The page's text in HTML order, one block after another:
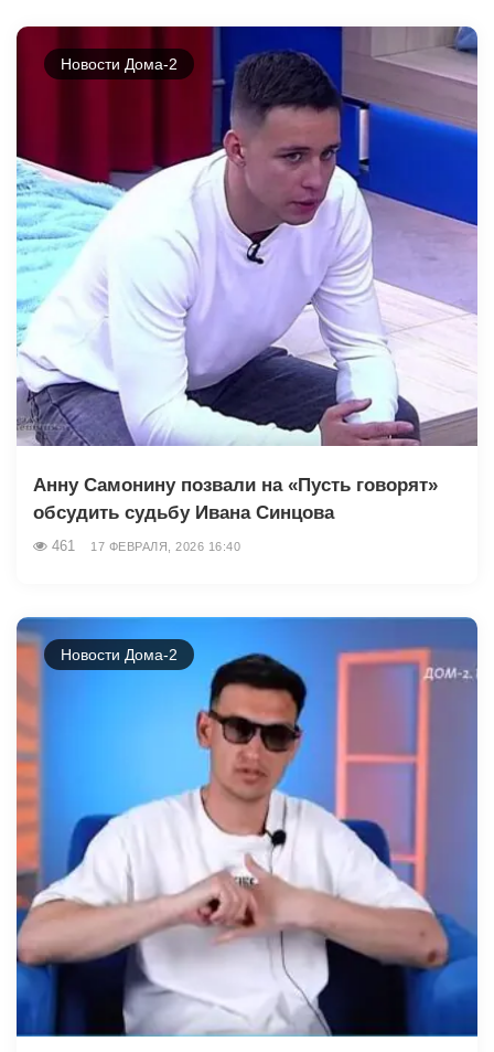
Новости Дома-2
Анну Самонину позвали на «Пусть говорят»
обсудить судьбу Ивана Синцова
461 17 ФЕВРАЛЯ, 2026 16:40
Новости Дома-2